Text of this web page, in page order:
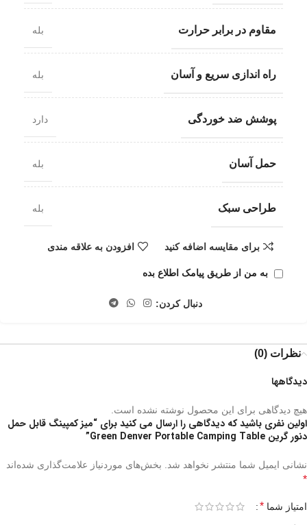
مقاوم در برابر حرارت بله
راه اندازی سریع و آسان بله
پوشش ضد خوردگی دارد
حمل آسان بله
طراحی سبک بله
برای مقایسه اضافه کنید افزودن به علاقه مندی
به من از طریق پیامک اطلاع بده
دنبال کردن:
نظرات (0)
دیدگاهها
هیچ دیدگاهی برای این محصول نوشته نشده است.
اولین نفری باشید که دیدگاهی را ارسال می کنید برای “میز کمپینگ قابل حمل
دنور گرین Green Denver Portable Camping Table”
نشانی ایمیل شما منتشر نخواهد شد. بخش‌های موردنیاز علامت‌گذاری شده‌اند
*
امتیاز شما *